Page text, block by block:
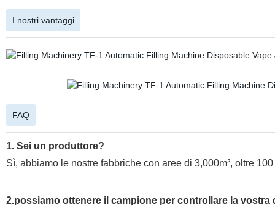
I nostri vantaggi
FAQ
1. Sei un produttore?
Sì, abbiamo le nostre fabbriche con aree di 3,000m², oltre
2.possiamo ottenere il campione per controllare la vostra